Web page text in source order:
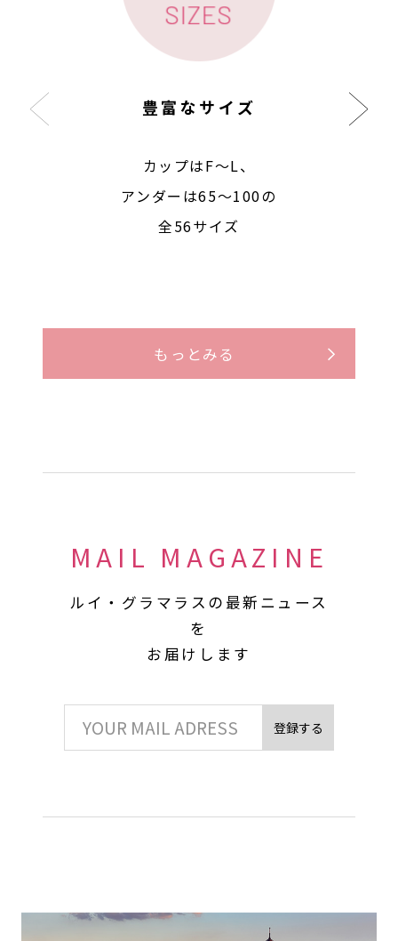
豊富なサイズ
カップはF〜L、
アンダーは65〜100の
全56サイズ
もっとみる
MAIL MAGAZINE
ルイ・グラマラスの最新ニュース
を
お届けします
登録する